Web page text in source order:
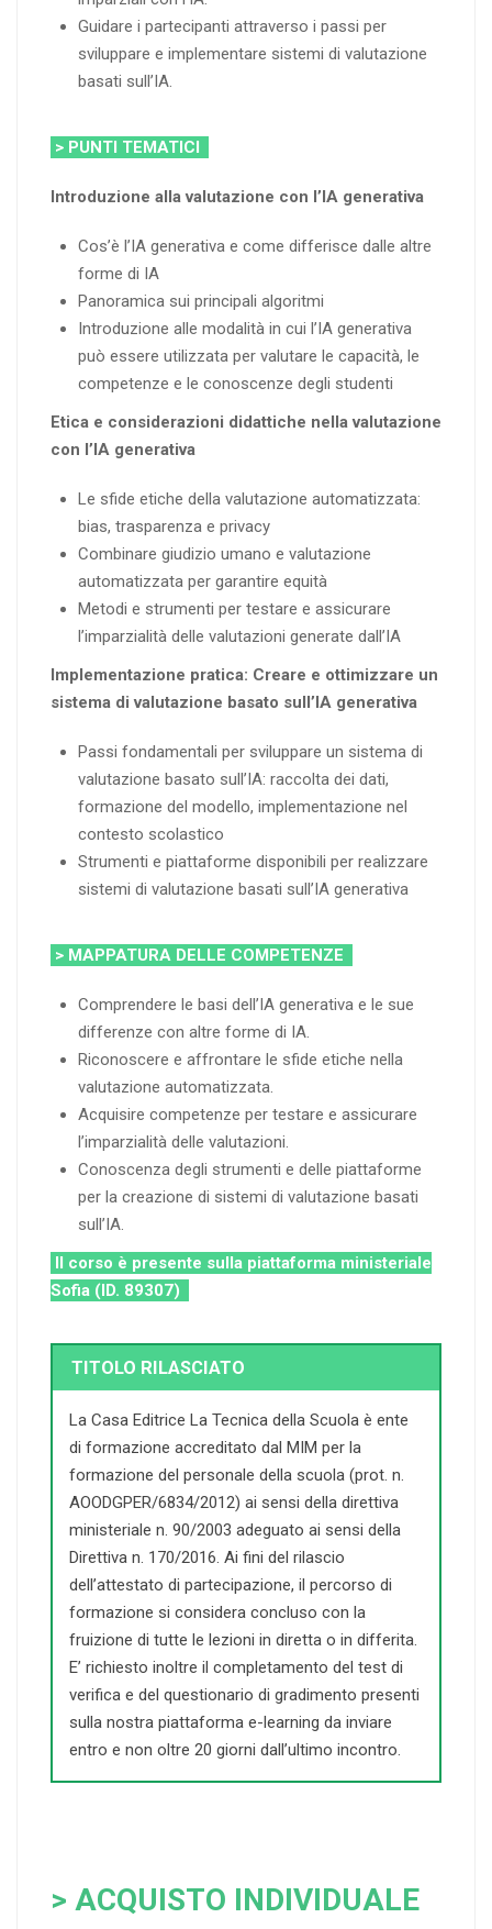
Guidare i partecipanti attraverso i passi per
sviluppare e implementare sistemi di valutazione
basati sull’IA.
> PUNTI TEMATICI
Introduzione alla valutazione con l’IA generativa
Cos’è l’IA generativa e come differisce dalle altre
forme di IA
Panoramica sui principali algoritmi
Introduzione alle modalità in cui l’IA generativa
può essere utilizzata per valutare le capacità, le
competenze e le conoscenze degli studenti
Etica e considerazioni didattiche nella valutazione
con l’IA generativa
Le sfide etiche della valutazione automatizzata:
bias, trasparenza e privacy
Combinare giudizio umano e valutazione
automatizzata per garantire equità
Metodi e strumenti per testare e assicurare
l’imparzialità delle valutazioni generate dall’IA
Implementazione pratica: Creare e ottimizzare un
sistema di valutazione basato sull’IA generativa
Passi fondamentali per sviluppare un sistema di
valutazione basato sull’IA: raccolta dei dati,
formazione del modello, implementazione nel
contesto scolastico
Strumenti e piattaforme disponibili per realizzare
sistemi di valutazione basati sull’IA generativa
> MAPPATURA DELLE COMPETENZE
Comprendere le basi dell’IA generativa e le sue
differenze con altre forme di IA.
Riconoscere e affrontare le sfide etiche nella
valutazione automatizzata.
Acquisire competenze per testare e assicurare
l’imparzialità delle valutazioni.
Conoscenza degli strumenti e delle piattaforme
per la creazione di sistemi di valutazione basati
sull’IA.
Il corso è presente sulla piattaforma ministeriale
Sofia (ID. 89307)
TITOLO RILASCIATO
La Casa Editrice La Tecnica della Scuola è ente
di formazione accreditato dal MIM per la
formazione del personale della scuola (prot. n.
AOODGPER/6834/2012) ai sensi della direttiva
ministeriale n. 90/2003 adeguato ai sensi della
Direttiva n. 170/2016. Ai fini del rilascio
dell’attestato di partecipazione, il percorso di
formazione si considera concluso con la
fruizione di tutte le lezioni in diretta o in differita.
E’ richiesto inoltre il completamento del test di
verifica e del questionario di gradimento presenti
sulla nostra piattaforma e-learning da inviare
entro e non oltre 20 giorni dall’ultimo incontro.
> ACQUISTO INDIVIDUALE